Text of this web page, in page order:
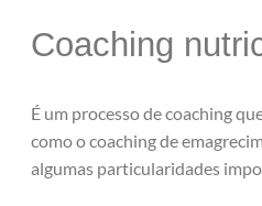
Coaching
É um processo de coaching
como o coaching de
algumas particularidades